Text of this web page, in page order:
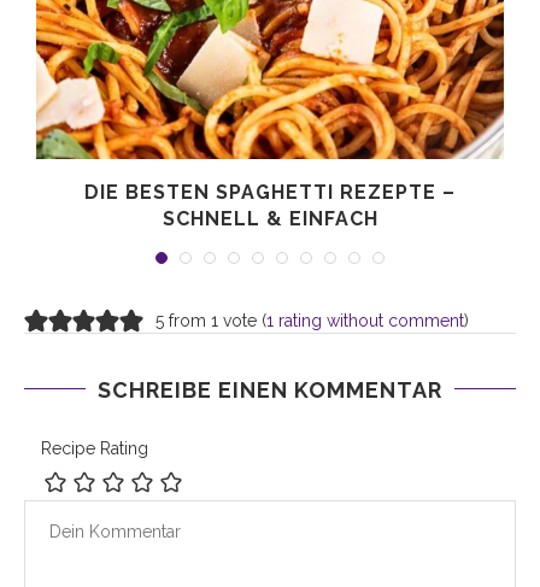
DIE BESTEN SPAGHETTI REZEPTE –
SCHNELL & EINFACH
5 from 1 vote (1 rating without comment)
SCHREIBE EINEN KOMMENTAR
Recipe Rating